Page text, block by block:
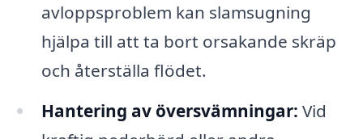
avloppsproblem kan slamsugning
hjälpa till att ta bort orsakande skräp
och återställa flödet.
Hantering av översvämningar: Vid